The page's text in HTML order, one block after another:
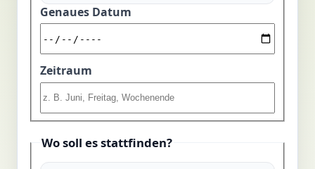
Genaues Datum
Zeitraum
Wo soll es stattfinden?